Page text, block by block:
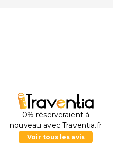
0% réserveraient à
nouveau avec Traventia.fr
Voir tous les avis